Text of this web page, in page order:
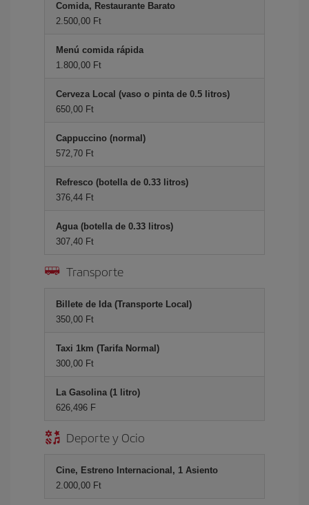
Comida, Restaurante Barato
2.500,00 Ft
Menú comida rápida
1.800,00 Ft
Cerveza Local (vaso o pinta de 0.5 litros)
650,00 Ft
Cappuccino (normal)
572,70 Ft
Refresco (botella de 0.33 litros)
376,44 Ft
Agua (botella de 0.33 litros)
307,40 Ft
Transporte
Billete de Ida (Transporte Local)
350,00 Ft
Taxi 1km (Tarifa Normal)
300,00 Ft
La Gasolina (1 litro)
626,496 F
Deporte y Ocio
Cine, Estreno Internacional, 1 Asiento
2.000,00 Ft